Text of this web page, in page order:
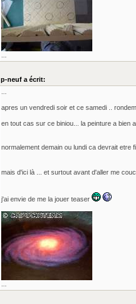
p-neuf a écrit:
apres un vendredi soir et ce samedi ..
en tout cas sur ce biniou... la peinture a bien
normalement demain ou lundi ca devrait etre
mais d'ici là ... et surtout avant d'aller me
j'ai envie de me la jouer teaser